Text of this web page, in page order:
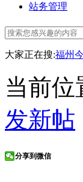
站务管理
大家正在搜:福州
当前位
发新帖
分享到微信